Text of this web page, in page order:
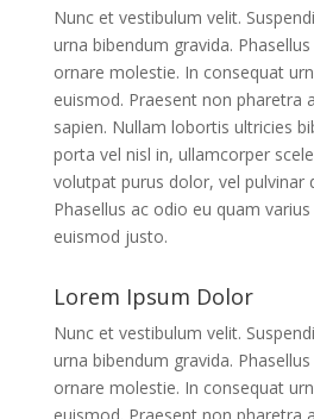
Nunc et vestibulum velit.
urna bibendum gravida.
ornare molestie. In consequat
euismod. Praesent non pharetra
sapien. Nullam lobortis ultricies
porta vel nisl in, ullamcorper
volutpat purus dolor, vel pulvinar
Phasellus ac odio eu quam
euismod justo.
Lorem Ipsum Dolor
Nunc et vestibulum velit.
urna bibendum gravida.
ornare molestie. In consequat